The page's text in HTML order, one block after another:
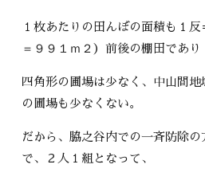
１枚あたりの田んぼの面積も１反
＝９９１ｍ２）前後の棚田であり
四角形の圃場は少なく、中山間
の圃場も少なくない。
だから、脇之谷内での一斉防除
で、２人１組となって、